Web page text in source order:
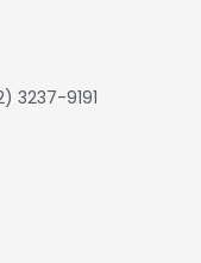
3237-9191